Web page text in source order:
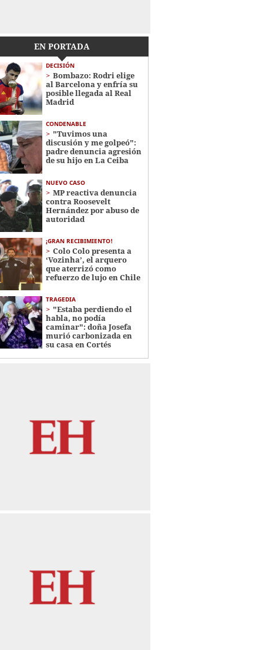
EN PORTADA
DECISIÓN
Bombazo: Rodri elige
al Barcelona y enfría su
posible llegada al Real
Madrid
CONDENABLE
"Tuvimos una
discusión y me golpeó":
padre denuncia agresión
de su hijo en La Ceiba
NUEVO CASO
MP reactiva denuncia
contra Roosevelt
Hernández por abuso de
autoridad
¡GRAN RECIBIMIENTO!
Colo Colo presenta a
‘Vozinha’, el arquero
que aterrizó como
refuerzo de lujo en Chile
TRAGEDIA
"Estaba perdiendo el
habla, no podía
caminar": doña Josefa
murió carbonizada en
su casa en Cortés